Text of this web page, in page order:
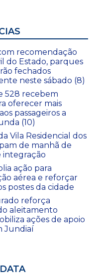
recomendação
do Estado, parques
fechados
neste sábado (8)
528 recebem
oferecer mais
passageiros a
(10)
Vila Residencial dos
de manhã de
integração
ação para
aérea e reforçar
postes da cidade
reforça
aleitamento
ações de apoio
Jundiaí